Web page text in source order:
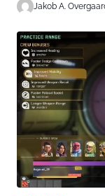
Jakob A.